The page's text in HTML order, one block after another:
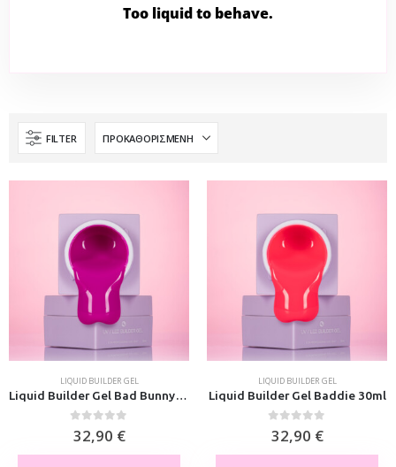
Too liquid to behave.
FILTER
LIQUID BUILDER GEL
Liquid Builder Gel Bad Bunny 30ml
0out of 5
32,90 €
LIQUID BUILDER GEL
Liquid Builder Gel Baddie 30ml
0out of 5
32,90 €